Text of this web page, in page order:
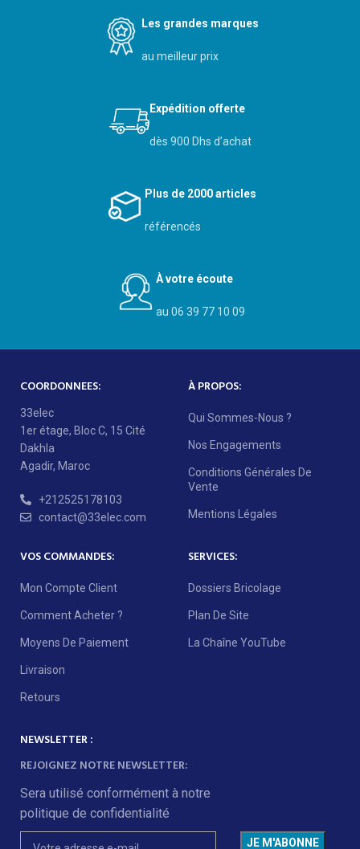
Les grandes marques
au meilleur prix
Expédition offerte
dès 900 Dhs d’achat
Plus de 2000 articles
référencés
À votre écoute
au 06 39 77 10 09
COORDONNEES:
33elec
1er étage, Bloc C, 15 Cité
Dakhla
Agadir, Maroc
+212525178103
contact@33elec.com
À PROPOS:
Qui Sommes-Nous ?
Nos Engagements
Conditions Générales De
Vente
Mentions Légales
VOS COMMANDES:
Mon Compte Client
Comment Acheter ?
Moyens De Paiement
Livraison
Retours
SERVICES:
Dossiers Bricolage
Plan De Site
La Chaîne YouTube
NEWSLETTER :
REJOIGNEZ NOTRE NEWSLETTER:
Sera utilisé conformément à notre
politique de confidentialité